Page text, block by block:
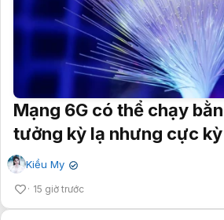
Mạng 6G có thể chạy
tưởng kỳ lạ nhưng cực
Kiều My ✔
15 giờ trước